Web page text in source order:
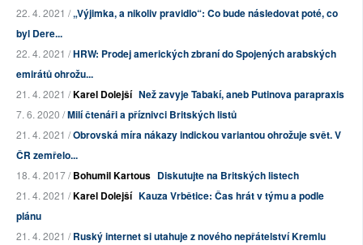
22. 4. 2021 /„Výjimka, a nikoliv pravidlo“: Co bude následovat poté, co
byl Dere...
22. 4. 2021 /HRW: Prodej amerických zbraní do Spojených arabských
emirátů ohrožu...
21. 4. 2021 /Karel Dolejší Než zavyje Tabakí, aneb Putinova parapraxis
7. 6. 2020 /Milí čtenáři a příznivci Britských listů
21. 4. 2021 /Obrovská míra nákazy indickou variantou ohrožuje svět. V
ČR zemřelo...
18. 4. 2017 /Bohumil Kartous Diskutujte na Britských listech
21. 4. 2021 /Karel Dolejší Kauza Vrbětice: Čas hrát v týmu a podle
plánu
21. 4. 2021 /Ruský internet si utahuje z nového nepřátelství Kremlu